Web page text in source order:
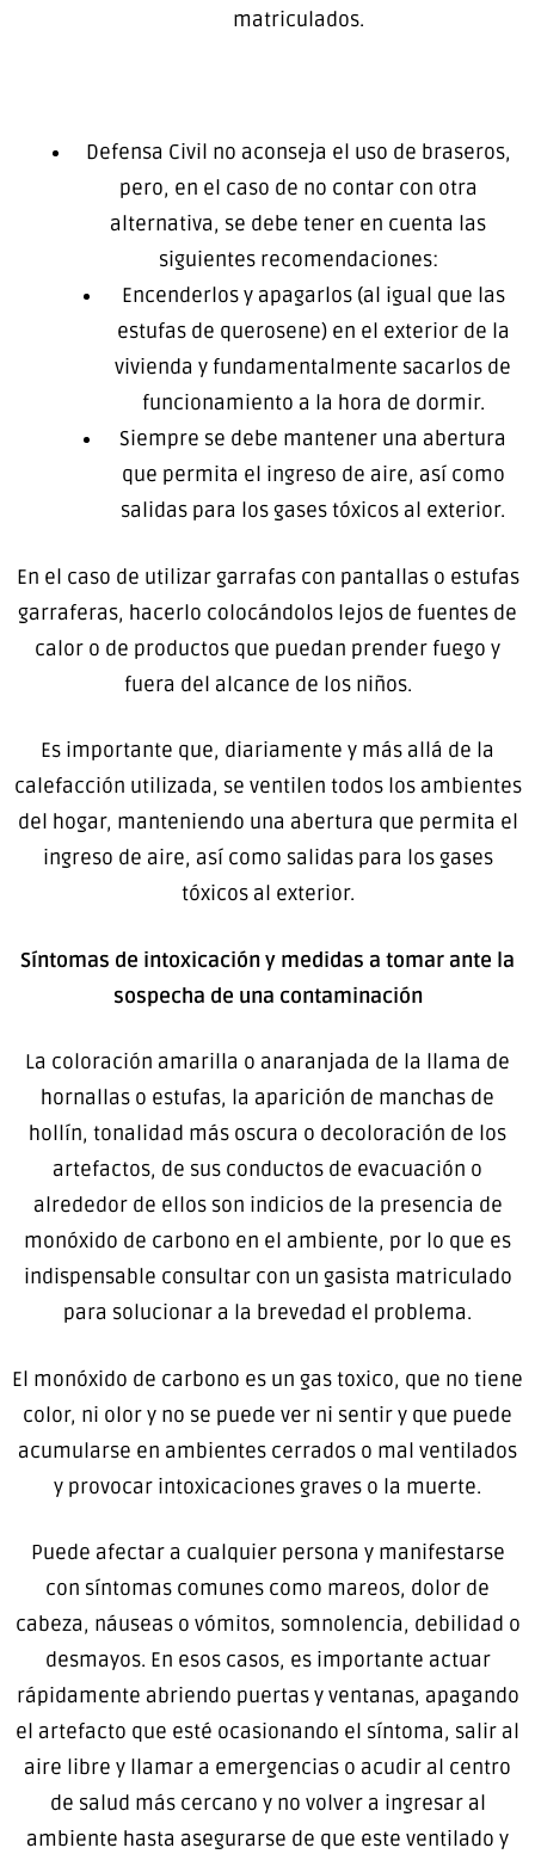
matriculados.
Defensa Civil no aconseja el uso de braseros,
pero, en el caso de no contar con otra
alternativa, se debe tener en cuenta las
siguientes recomendaciones:
Encenderlos y apagarlos (al igual que las
estufas de querosene) en el exterior de la
vivienda y fundamentalmente sacarlos de
funcionamiento a la hora de dormir.
Siempre se debe mantener una abertura
que permita el ingreso de aire, así como
salidas para los gases tóxicos al exterior.
En el caso de utilizar garrafas con pantallas o estufas
garraferas, hacerlo colocándolos lejos de fuentes de
calor o de productos que puedan prender fuego y
fuera del alcance de los niños.
Es importante que, diariamente y más allá de la
calefacción utilizada, se ventilen todos los ambientes
del hogar, manteniendo una abertura que permita el
ingreso de aire, así como salidas para los gases
tóxicos al exterior.
Síntomas de intoxicación y medidas a tomar ante la
sospecha de una contaminación
La coloración amarilla o anaranjada de la llama de
hornallas o estufas, la aparición de manchas de
hollín, tonalidad más oscura o decoloración de los
artefactos, de sus conductos de evacuación o
alrededor de ellos son indicios de la presencia de
monóxido de carbono en el ambiente, por lo que es
indispensable consultar con un gasista matriculado
para solucionar a la brevedad el problema.
El monóxido de carbono es un gas toxico, que no tiene
color, ni olor y no se puede ver ni sentir y que puede
acumularse en ambientes cerrados o mal ventilados
y provocar intoxicaciones graves o la muerte.
Puede afectar a cualquier persona y manifestarse
con síntomas comunes como mareos, dolor de
cabeza, náuseas o vómitos, somnolencia, debilidad o
desmayos. En esos casos, es importante actuar
rápidamente abriendo puertas y ventanas, apagando
el artefacto que esté ocasionando el síntoma, salir al
aire libre y llamar a emergencias o acudir al centro
de salud más cercano y no volver a ingresar al
ambiente hasta asegurarse de que este ventilado y